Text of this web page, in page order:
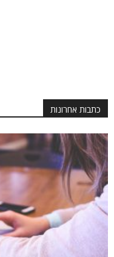
כתבות אחרונות